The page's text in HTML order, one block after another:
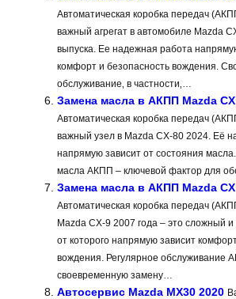
Автоматическая коробка передач
важный агрегат в автомобиле Mazda
выпуска. Ее надежная работа
комфорт и безопасность вождения.
обслуживание‚ в частности‚…
Замена масла в АКПП Mazda CX
Автоматическая коробка передач
важный узел в Mazda CX-80 2024. Её
напрямую зависит от состояния
масла АКПП – ключевой фактор для
Замена масла в АКПП Mazda CX
Автоматическая коробка передач
Mazda CX-9 2007 года – это сложный
от которого напрямую зависит
вождения. Регулярное обслуживание
своевременную замену…
Автосервис Mazda MX30 2020